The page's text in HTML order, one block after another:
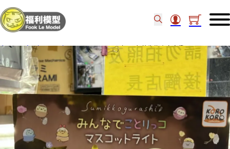
主頁 食玩扭蛋 扭蛋 / KOROKORO扭蛋 角落生物小鳥夜燈 set of 5 (10)